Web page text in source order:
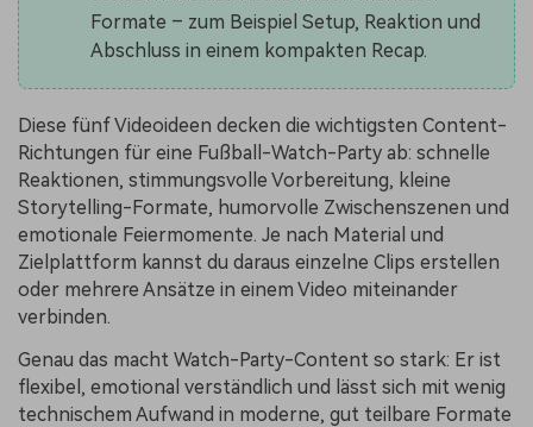
Formate – zum Beispiel Setup, Reaktion und
Abschluss in einem kompakten Recap.
Diese fünf Videoideen decken die wichtigsten Content-
Richtungen für eine Fußball-Watch-Party ab: schnelle
Reaktionen, stimmungsvolle Vorbereitung, kleine
Storytelling-Formate, humorvolle Zwischenszenen und
emotionale Feiermomente. Je nach Material und
Zielplattform kannst du daraus einzelne Clips erstellen
oder mehrere Ansätze in einem Video miteinander
verbinden.
Genau das macht Watch-Party-Content so stark: Er ist
flexibel, emotional verständlich und lässt sich mit wenig
technischem Aufwand in moderne, gut teilbare Formate